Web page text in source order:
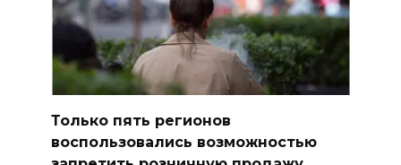
Только пять регионов
воспользовались возможностью